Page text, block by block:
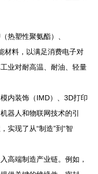
热塑性聚氨酯）、
材料，以满足消费电子对
业对耐高温、耐油、轻量
内装饰（IMD）、3D打印
器人和物联网技术的引
实现了从“制造”到“智
高端制造产业链。例如，